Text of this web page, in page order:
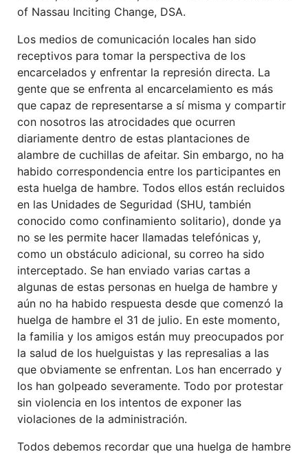
of Nassau Inciting Change, DSA.
Los medios de comunicación locales han sido
receptivos para tomar la perspectiva de los
encarcelados y enfrentar la represión directa. La
gente que se enfrenta al encarcelamiento es más
que capaz de representarse a sí misma y compartir
con nosotros las atrocidades que ocurren
diariamente dentro de estas plantaciones de
alambre de cuchillas de afeitar. Sin embargo, no ha
habido correspondencia entre los participantes en
esta huelga de hambre. Todos ellos están recluidos
en las Unidades de Seguridad (SHU, también
conocido como confinamiento solitario), donde ya
no se les permite hacer llamadas telefónicas y,
como un obstáculo adicional, su correo ha sido
interceptado. Se han enviado varias cartas a
algunas de estas personas en huelga de hambre y
aún no ha habido respuesta desde que comenzó la
huelga de hambre el 31 de julio. En este momento,
la familia y los amigos están muy preocupados por
la salud de los huelguistas y las represalias a las
que obviamente se enfrentan. Los han encerrado y
los han golpeado severamente. Todo por protestar
sin violencia en los intentos de exponer las
violaciones de la administración.
Todos debemos recordar que una huelga de hambre